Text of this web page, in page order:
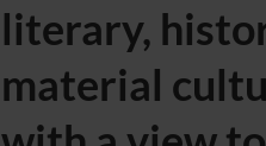
literary,
material